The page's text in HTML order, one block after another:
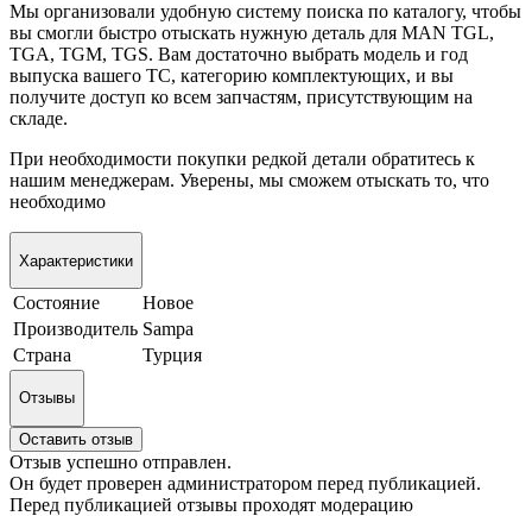
Мы организовали удобную систему поиска по каталогу, чтобы
вы смогли быстро отыскать нужную деталь для MAN TGL,
TGA, TGM, TGS. Вам достаточно выбрать модель и год
выпуска вашего ТС, категорию комплектующих, и вы
получите доступ ко всем запчастям, присутствующим на
складе.
При необходимости покупки редкой детали обратитесь к
нашим менеджерам. Уверены, мы сможем отыскать то, что
необходимо
Характеристики
Состояние
Новое
Производитель Sampa
Страна
Турция
Отзывы
Оставить отзыв
Отзыв успешно отправлен.
Он будет проверен администратором перед публикацией.
Перед публикацией отзывы проходят модерацию